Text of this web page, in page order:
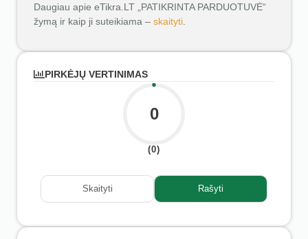
Daugiau apie eTikra.LT „PATIKRINTA PARDUOTUVĖ“
žymą ir kaip ji suteikiama – skaityti
PIRKĖJŲ VERTINIMAS
0
(0)
Skaityti Rašyti